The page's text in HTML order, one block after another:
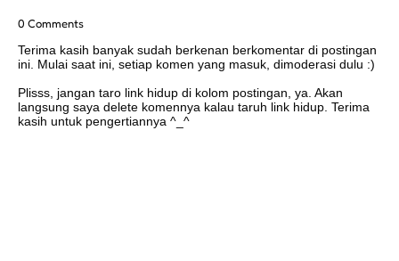
0 Comments
Terima kasih banyak sudah berkenan berkomentar di postingan
ini. Mulai saat ini, setiap komen yang masuk, dimoderasi dulu :)
Plisss, jangan taro link hidup di kolom postingan, ya. Akan
langsung saya delete komennya kalau taruh link hidup. Terima
kasih untuk pengertiannya ^_^